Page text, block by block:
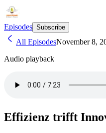
Episodes Subscribe
All EpisodesNovember 8,
Audio playback
Effizienz trifft